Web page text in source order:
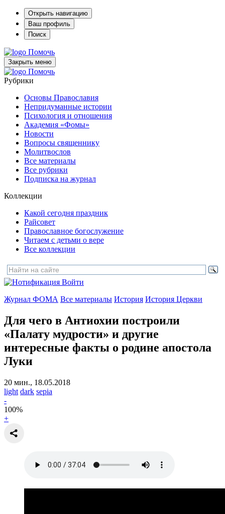
Открыть навигацию
Ваш профиль
Поиск
Помочь
Закрыть меню
Помочь
Рубрики
Основы Православия
Непридуманные истории
Психология и отношения
Академия «Фомы»
Новости
Вопросы священнику
Молитвослов
Все материалы
Все рубрики
Подписка на журнал
Коллекции
Какой сегодня праздник
Райсовет
Православное богослужение
Читаем с детьми о вере
Все коллекции
Войти
Журнал ФОМА Все материалы История История Церкви
Для чего в Антиохии построили
«Палату мудрости» и другие
интересные факты о родине апостола
Луки
20 мин., 18.05.2018
light dark sepia
-
100%
+